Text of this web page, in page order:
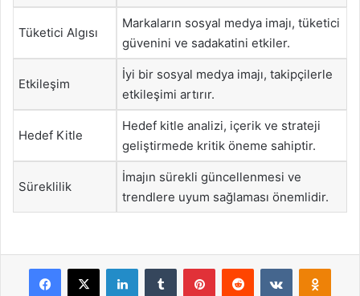
Tüketici Algısı
Markaların sosyal medya imajı, tüketici
güvenini ve sadakatini etkiler.
Etkileşim
İyi bir sosyal medya imajı, takipçilerle
etkileşimi artırır.
Hedef Kitle
Hedef kitle analizi, içerik ve strateji
geliştirmede kritik öneme sahiptir.
Süreklilik
İmajın sürekli güncellenmesi ve
trendlere uyum sağlaması önemlidir.
Facebook
X LinkedInTumblr PinterestReddit VKontakte